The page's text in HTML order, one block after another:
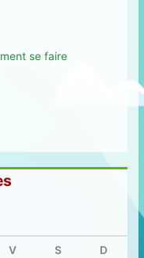
se faire
V S D